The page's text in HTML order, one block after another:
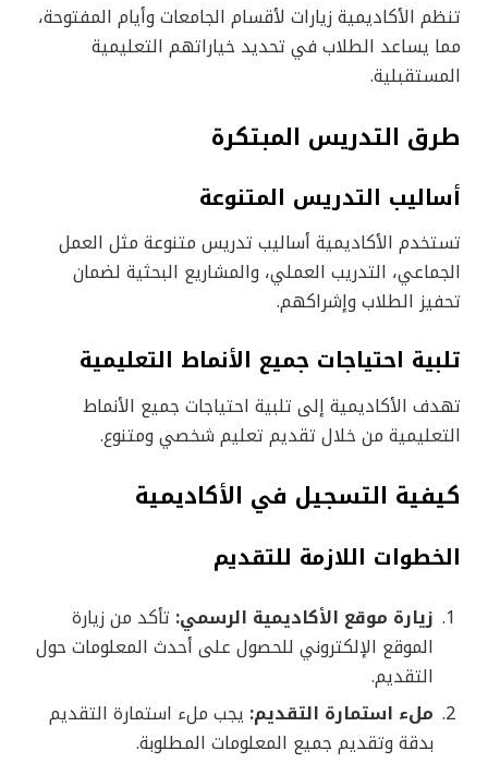
تنظم الأكاديمية زيارات لأقسام الجامعات وأيام المفتوحة،
مما يساعد الطلاب في تحديد خياراتهم التعليمية
المستقبلية.
طرق التدريس المبتكرة
أساليب التدريس المتنوعة
تستخدم الأكاديمية أساليب تدريس متنوعة مثل العمل
الجماعي، التدريب العملي، والمشاريع البحثية لضمان
تحفيز الطلاب وإشراكهم.
تلبية احتياجات جميع الأنماط التعليمية
تهدف الأكاديمية إلى تلبية احتياجات جميع الأنماط
التعليمية من خلال تقديم تعليم شخصي ومتنوع.
كيفية التسجيل في الأكاديمية
الخطوات اللازمة للتقديم
زيارة موقع الأكاديمية الرسمي: تأكد من زيارة
الموقع الإلكتروني للحصول على أحدث المعلومات حول
التقديم.
ملء استمارة التقديم: يجب ملء استمارة التقديم
بدقة وتقديم جميع المعلومات المطلوبة.